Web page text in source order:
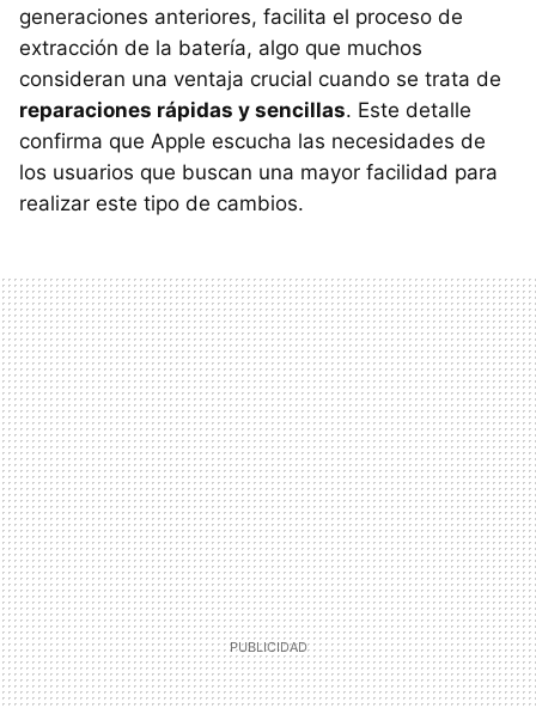
generaciones anteriores, facilita el proceso de
extracción de la batería, algo que muchos
consideran una ventaja crucial cuando se trata de
reparaciones rápidas y sencillas. Este detalle
confirma que Apple escucha las necesidades de
los usuarios que buscan una mayor facilidad para
realizar este tipo de cambios.